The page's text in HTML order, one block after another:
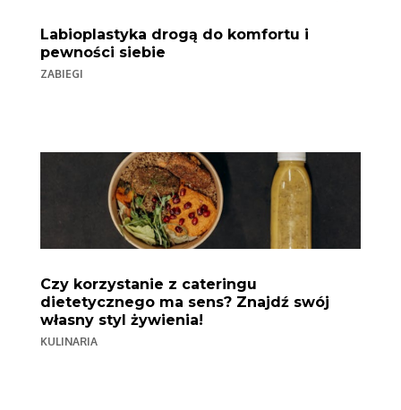
Labioplastyka drogą do komfortu i
pewności siebie
ZABIEGI
Czy korzystanie z cateringu
dietetycznego ma sens? Znajdź swój
własny styl żywienia!
KULINARIA